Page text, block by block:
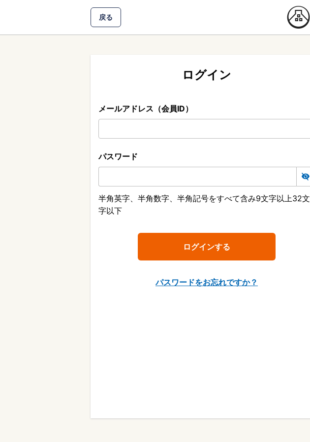
戻る
ログイン
メールアドレス（会員ID）
パスワード
半角英字、半角数字、半角記号をすべて含み9文字以上32文
字以下
パスワードをお忘れですか？